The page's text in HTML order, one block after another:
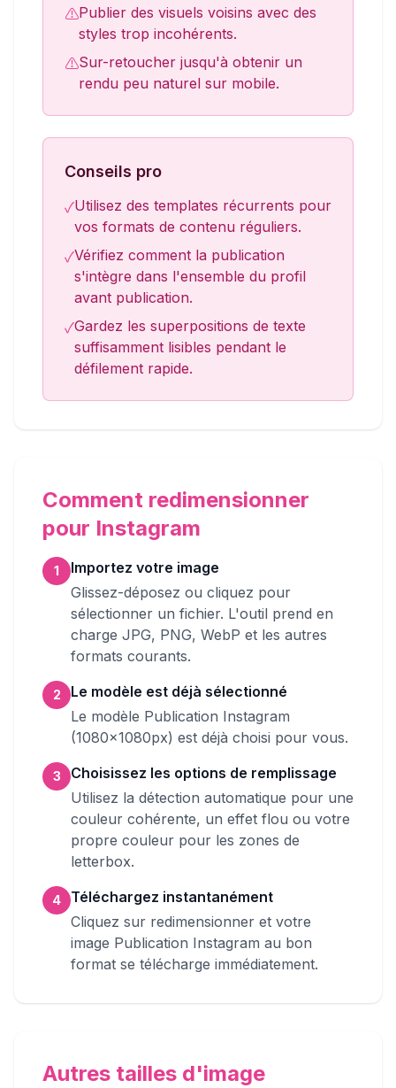
⚠Publier des visuels voisins avec des
styles trop incohérents.
⚠Sur-retoucher jusqu'à obtenir un
rendu peu naturel sur mobile.
Conseils pro
✓Utilisez des templates récurrents pour
vos formats de contenu réguliers.
✓Vérifiez comment la publication
s'intègre dans l'ensemble du profil
avant publication.
✓Gardez les superpositions de texte
suffisamment lisibles pendant le
défilement rapide.
Comment redimensionner
pour Instagram
1
Importez votre image
Glissez-déposez ou cliquez pour
sélectionner un fichier. L'outil prend en
charge JPG, PNG, WebP et les autres
formats courants.
2
Le modèle est déjà sélectionné
Le modèle Publication Instagram
(1080x1080px) est déjà choisi pour vous.
3
Choisissez les options de remplissage
Utilisez la détection automatique pour une
couleur cohérente, un effet flou ou votre
propre couleur pour les zones de
letterbox.
4
Téléchargez instantanément
Cliquez sur redimensionner et votre
image Publication Instagram au bon
format se télécharge immédiatement.
Autres tailles d'image